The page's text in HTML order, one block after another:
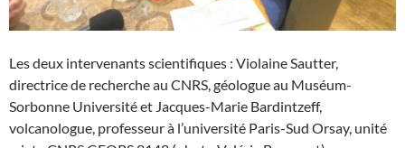
Les deux intervenants scientifiques : Violaine Sautter,
directrice de recherche au CNRS, géologue au Muséum-
Sorbonne Université et Jacques-Marie Bardintzeff,
volcanologue, professeur à l’université Paris-Sud Orsay, unité